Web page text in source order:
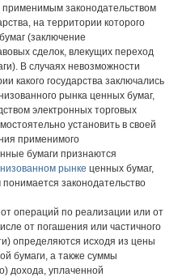
законодательством
на территории которого
(заключение
сделок, влекущих переход
В случаях невозможности
какого государства заключались
рынка ценных бумаг,
электронных торговых
установить в своей
применимого
бумаги признаются
рынке ценных бумаг,
законодательство
операций по реализации или от
от погашения или частичного
определяются исходя из цены
бумаги, а также суммы
дохода, уплаченной